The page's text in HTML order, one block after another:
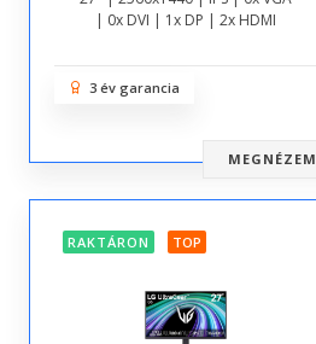
| 0x DVI | 1x DP | 2x HDMI
3 év garancia
MEGNÉZEM
RAKTÁRON TOP